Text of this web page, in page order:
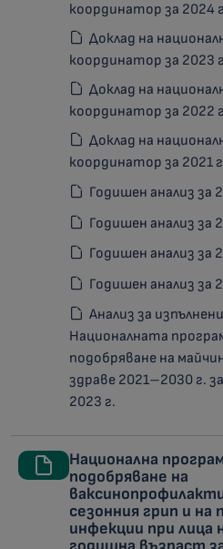
координатор за 2024
Доклад на
координатор за 2023
Доклад на
координатор за 2022
Доклад на
координатор за 2021
Годишен анализ за
Годишен анализ за
Годишен анализ за
Годишен анализ за
Анализ за
Националната
подобряване на
здраве 2021–2030 г.
2023 г.
Национална
подобряване на
сезонния грип и на
инфекции при лица